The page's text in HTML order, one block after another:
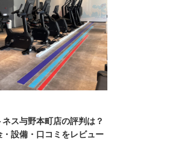
ス与野本町店の評判は？
設備・口コミをレビュー